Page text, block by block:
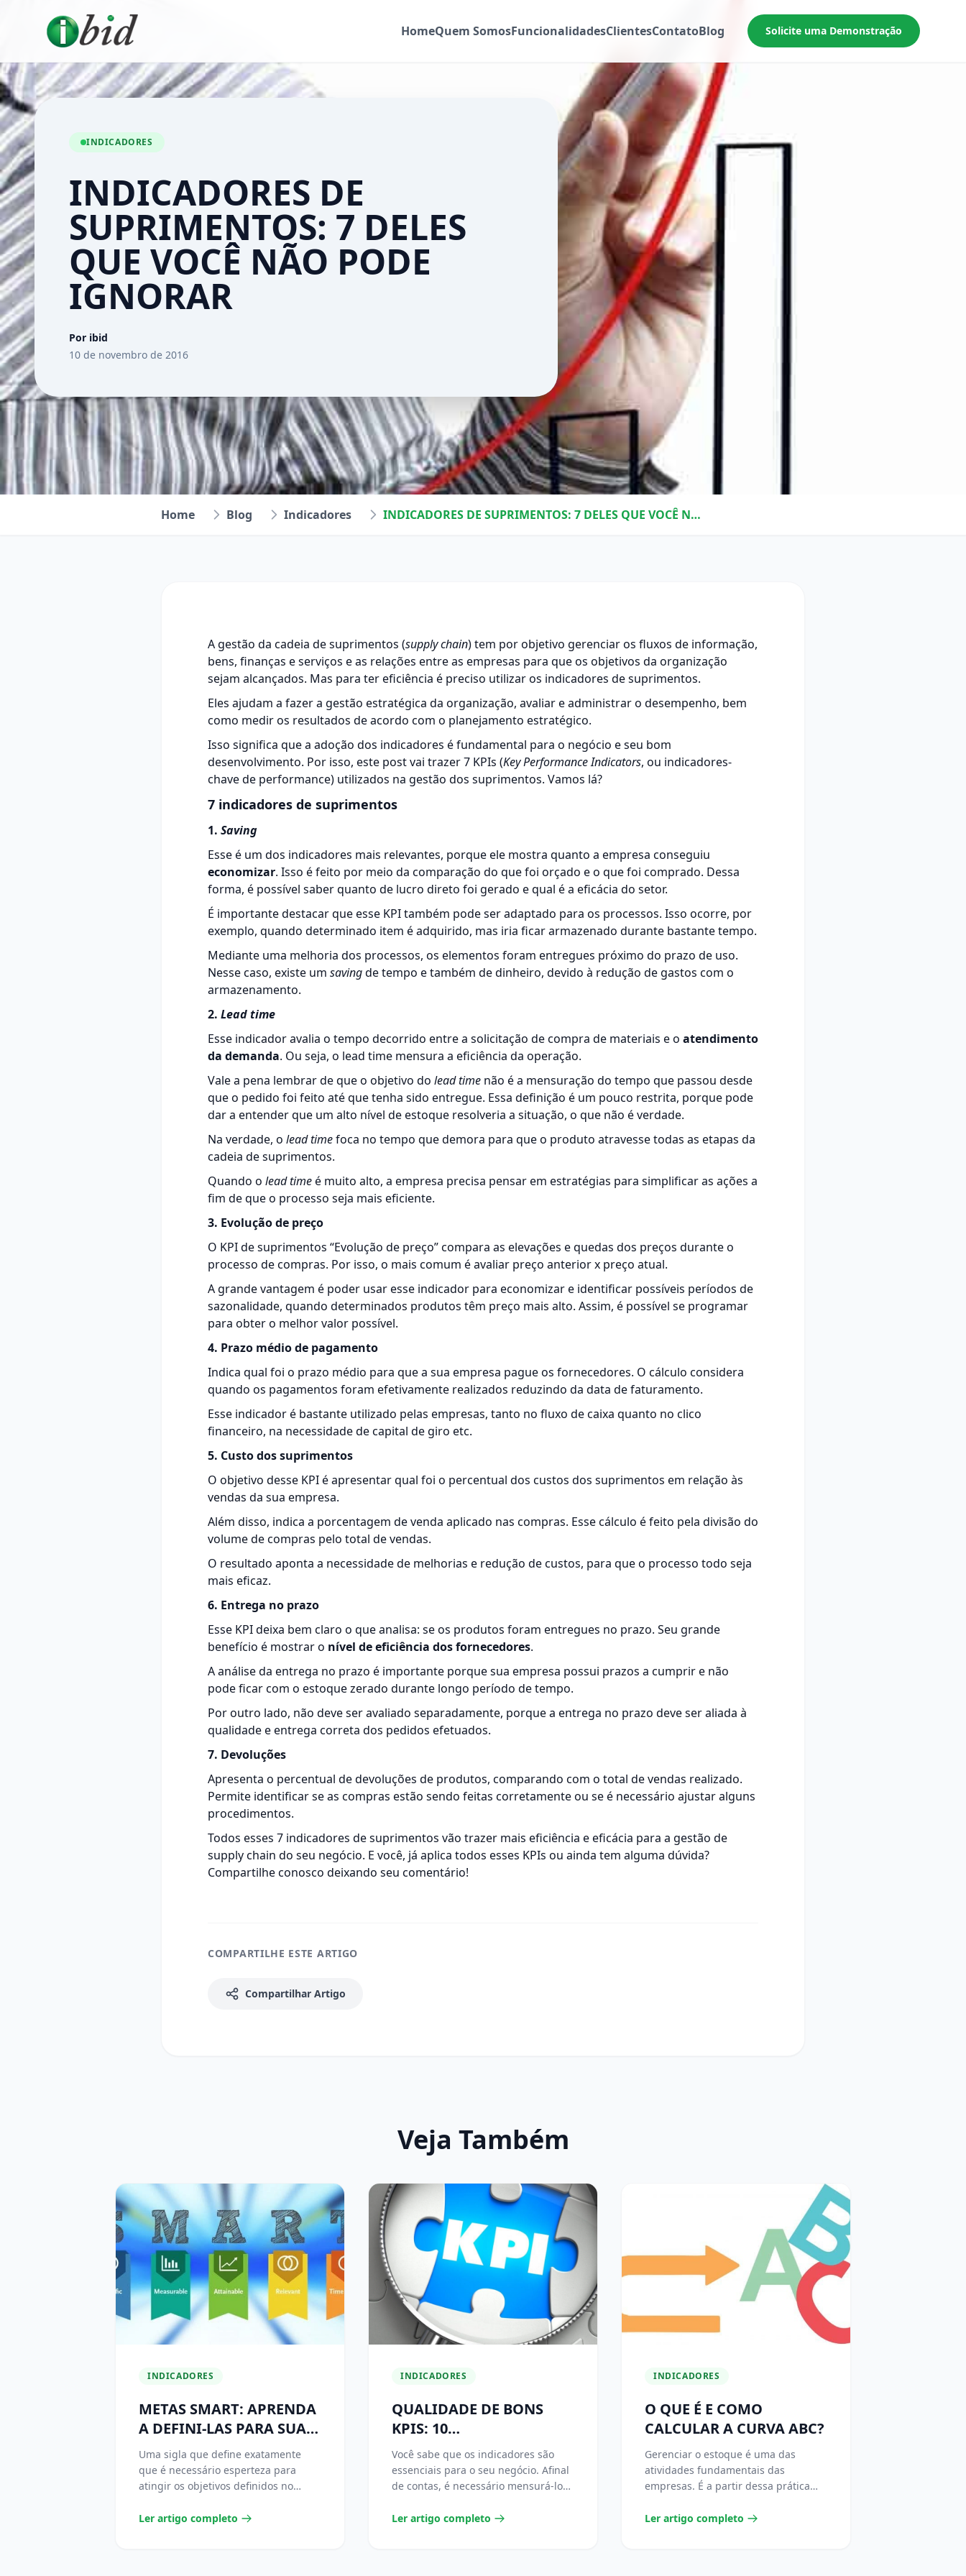
HomeQuem SomosFuncionalidadesClientesContatoBlog Solicite uma Demonstração
INDICADORES
INDICADORES DE
SUPRIMENTOS: 7 DELES
QUE VOCÊ NÃO PODE
IGNORAR
Por ibid
10 de novembro de 2016
Home Blog Indicadores INDICADORES DE SUPRIMENTOS: 7 DELES QUE VOCÊ NÃO PODE IGNORAR
A gestão da cadeia de suprimentos (supply chain) tem por objetivo gerenciar os fluxos de informação,
bens, finanças e serviços e as relações entre as empresas para que os objetivos da organização
sejam alcançados. Mas para ter eficiência é preciso utilizar os indicadores de suprimentos.
Eles ajudam a fazer a gestão estratégica da organização, avaliar e administrar o desempenho, bem
como medir os resultados de acordo com o planejamento estratégico.
Isso significa que a adoção dos indicadores é fundamental para o negócio e seu bom
desenvolvimento. Por isso, este post vai trazer 7 KPIs (Key Performance Indicators, ou indicadores-
chave de performance) utilizados na gestão dos suprimentos. Vamos lá?
7 indicadores de suprimentos
1. Saving
Esse é um dos indicadores mais relevantes, porque ele mostra quanto a empresa conseguiu
economizar. Isso é feito por meio da comparação do que foi orçado e o que foi comprado. Dessa
forma, é possível saber quanto de lucro direto foi gerado e qual é a eficácia do setor.
É importante destacar que esse KPI também pode ser adaptado para os processos. Isso ocorre, por
exemplo, quando determinado item é adquirido, mas iria ficar armazenado durante bastante tempo.
Mediante uma melhoria dos processos, os elementos foram entregues próximo do prazo de uso.
Nesse caso, existe um savingde tempo e também de dinheiro, devido à redução de gastos com o
armazenamento.
2. Lead time
Esse indicador avalia o tempo decorrido entre a solicitação de compra de materiais e o atendimento
da demanda. Ou seja, o lead time mensura a eficiência da operação.
Vale a pena lembrar de que o objetivo do lead time não é a mensuração do tempo que passou desde
que o pedido foi feito até que tenha sido entregue. Essa definição é um pouco restrita, porque pode
dar a entender que um alto nível de estoque resolveria a situação, o que não é verdade.
Na verdade, o lead timefoca no tempo que demora para que o produto atravesse todas as etapas da
cadeia de suprimentos.
Quando o lead timeé muito alto, a empresa precisa pensar em estratégias para simplificar as ações a
fim de que o processo seja mais eficiente.
3. Evolução de preço
O KPI de suprimentos “Evolução de preço” compara as elevações e quedas dos preços durante o
processo de compras. Por isso, o mais comum é avaliar preço anterior x preço atual.
A grande vantagem é poder usar esse indicador para economizar e identificar possíveis períodos de
sazonalidade, quando determinados produtos têm preço mais alto. Assim, é possível se programar
para obter o melhor valor possível.
4. Prazo médio de pagamento
Indica qual foi o prazo médio para que a sua empresa pague os fornecedores. O cálculo considera
quando os pagamentos foram efetivamente realizados reduzindo da data de faturamento.
Esse indicador é bastante utilizado pelas empresas, tanto no fluxo de caixa quanto no clico
financeiro, na necessidade de capital de giro etc.
5. Custo dos suprimentos
O objetivo desse KPI é apresentar qual foi o percentual dos custos dos suprimentos em relação às
vendas da sua empresa.
Além disso, indica a porcentagem de venda aplicado nas compras. Esse cálculo é feito pela divisão do
volume de compras pelo total de vendas.
O resultado aponta a necessidade de melhorias e redução de custos, para que o processo todo seja
mais eficaz.
6. Entrega no prazo
Esse KPI deixa bem claro o que analisa: se os produtos foram entregues no prazo. Seu grande
benefício é mostrar o nível de eficiência dos fornecedores.
A análise da entrega no prazo é importante porque sua empresa possui prazos a cumprir e não
pode ficar com o estoque zerado durante longo período de tempo.
Por outro lado, não deve ser avaliado separadamente, porque a entrega no prazo deve ser aliada à
qualidade e entrega correta dos pedidos efetuados.
7. Devoluções
Apresenta o percentual de devoluções de produtos, comparando com o total de vendas realizado.
Permite identificar se as compras estão sendo feitas corretamente ou se é necessário ajustar alguns
procedimentos.
Todos esses 7 indicadores de suprimentos vão trazer mais eficiência e eficácia para a gestão de
supply chain do seu negócio. E você, já aplica todos esses KPIs ou ainda tem alguma dúvida?
Compartilhe conosco deixando seu comentário!
COMPARTILHE ESTE ARTIGO
Compartilhar Artigo
Veja Também
INDICADORES
METAS SMART: APRENDA
A DEFINI-LAS PARA SUA
EMPRESA
Uma sigla que define exatamente
que é necessário esperteza para
atingir os objetivos definidos no
SMART,...
Ler artigo completo
INDICADORES
QUALIDADE DE BONS
KPIS: 10
CARACTERÍSTICAS
OBRIGATÓRIAS
Você sabe que os indicadores são
essenciais para o seu negócio. Afinal
de contas, é necessário mensurá-los
Ler artigo completo
INDICADORES
O QUE É E COMO
CALCULAR A CURVA ABC?
Gerenciar o estoque é uma das
atividades fundamentais das
empresas. É a partir dessa prática
Ler artigo completo